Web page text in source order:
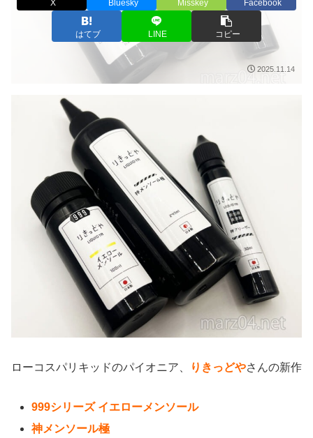
X Bluesky Misskey Facebook
はてブ LINE コピー
2025.11.14
ローコスパリキッドのパイオニア、 りきっどやさんの新作
999シリーズ イエローメンソール
神メンソール極